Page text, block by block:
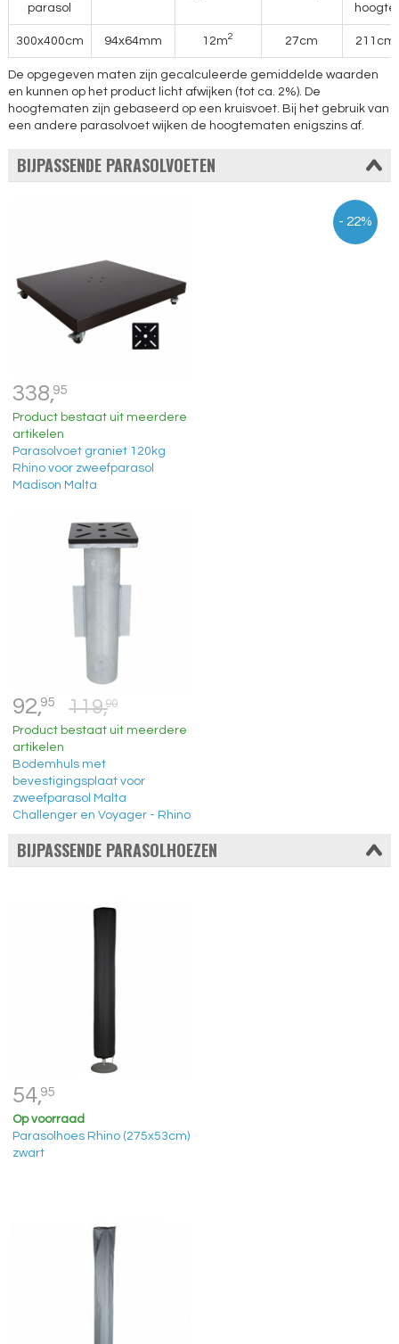
parasol
hoogte
300x400cm 94x64mm 12m2 27cm 211cm
De opgegeven maten zijn gecalculeerde gemiddelde waarden
en kunnen op het product licht afwijken (tot ca. 2%). De
hoogtematen zijn gebaseerd op een kruisvoet. Bij het gebruik van
een andere parasolvoet wijken de hoogtematen enigszins af.
BIJPASSENDE PARASOLVOETEN
338,95
Product bestaat uit meerdere
artikelen
Parasolvoet graniet 120kg
Rhino voor zweefparasol
Madison Malta
- 22%
92,95 119,90
Product bestaat uit meerdere
artikelen
Bodemhuls met
bevestigingsplaat voor
zweefparasol Malta
Challenger en Voyager - Rhino
BIJPASSENDE PARASOLHOEZEN
54,95
Op voorraad
Parasolhoes Rhino (275x53cm)
zwart